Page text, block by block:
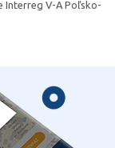
Interreg V-A Poľsko-